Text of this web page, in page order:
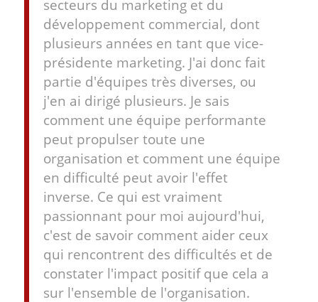
secteurs du marketing et du
développement commercial, dont
plusieurs années en tant que vice-
présidente marketing. J'ai donc fait
partie d'équipes très diverses, ou
j'en ai dirigé plusieurs. Je sais
comment une équipe performante
peut propulser toute une
organisation et comment une équipe
en difficulté peut avoir l'effet
inverse. Ce qui est vraiment
passionnant pour moi aujourd'hui,
c'est de savoir comment aider ceux
qui rencontrent des difficultés et de
constater l'impact positif que cela a
sur l'ensemble de l'organisation.